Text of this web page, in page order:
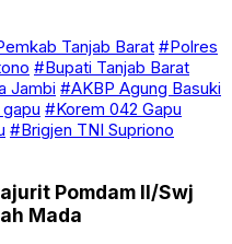
Tanjab Barat #Polres
#Bupati Tanjab Barat
Jambi #AKBP Agung Basuki
#Korem 042 Gapu
#Brigjen TNI Supriono
Pomdam II/Swj
Mada